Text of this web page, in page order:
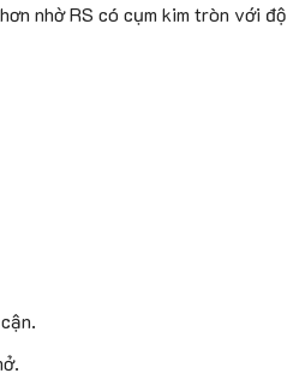
nhờ RS có cụm kim tròn với độ